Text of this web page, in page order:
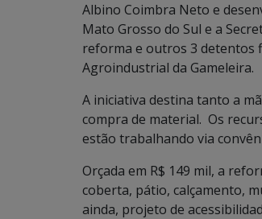
Albino Coimbra Neto e
Mato Grosso do Sul e a
reforma e outros 3 detentos
Agroindustrial da Gameleira.
A iniciativa destina tanto a
compra de material. Os
estão trabalhando via
Orçada em R$ 149 mil, a
coberta, pátio, calçamento,
ainda, projeto de